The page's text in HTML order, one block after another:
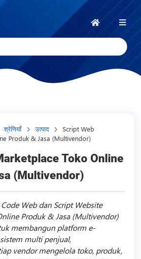
होम
श्रेणियाँ उत्पाद
Script Web
Produk & Jasa (Multivendor)
Toko Online
(Multivendor)
Web dan Script Website
Produk & Jasa (Multivendor)
membangun platform e-
multi penjual,
vendor mengelola toko, produk,